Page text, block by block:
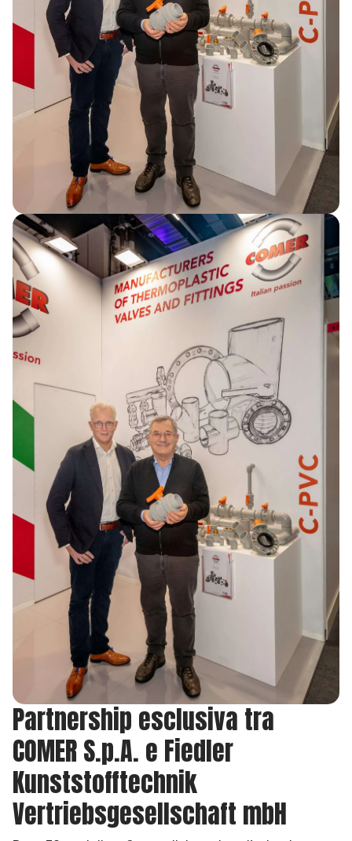
Partnership esclusiva tra
COMER S.p.A. e Fiedler
Kunststofftechnik
Vertriebsgesellschaft mbH